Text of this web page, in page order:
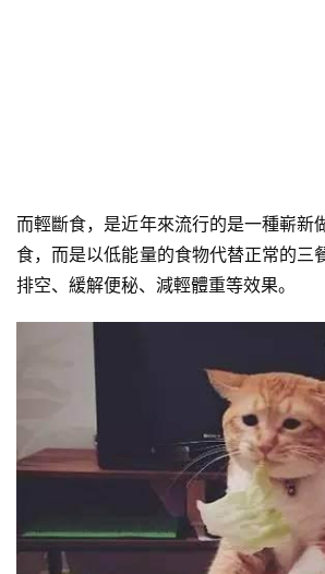
減
而輕斷食，是近年來流行的是一種嶄新
食，而是以低能量的食物代替正常的三
排空、緩解便秘、減輕體重等效果。